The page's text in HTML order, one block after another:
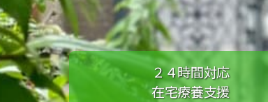
２４時間対応
在宅療養支援